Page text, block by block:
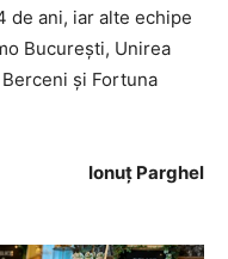
de ani, iar alte echipe
București, Unirea
și Fortuna
Ionuț Parghel